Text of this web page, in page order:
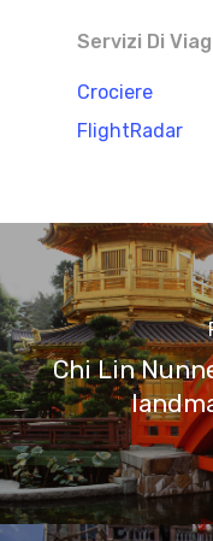
Servizi Di
Crociere
FlightRadar
Chi Lin